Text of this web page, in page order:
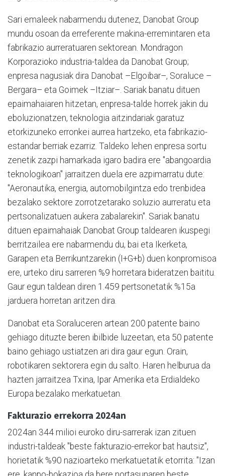
Sari emaleek nabarmendu dutenez, Danobat Group
mundu osoan da erreferente makina-erremintaren eta
fabrikazio aurreratuaren sektorean. Mondragon
Korporazioko industria-taldea da Danobat Group;
enpresa nagusiak dira Danobat –Elgoibar–, Soraluce –
Bergara– eta Goimek –Itziar–. Sariak banatu dituen
epaimahaiaren hitzetan, enpresa-talde horrek jakin du
eboluzionatzen, teknologia aitzindariak garatuz
etorkizuneko erronkei aurrea hartzeko, eta fabrikazio-
estandar berriak ezarriz. Taldeko lehen enpresa sortu
zenetik zazpi hamarkada igaro badira ere "abangoardia
teknologikoan" jarraitzen duela ere azpimarratu dute:
"Aeronautika, energia, automobilgintza edo trenbidea
bezalako sektore zorrotzetarako soluzio aurreratu eta
pertsonalizatuen aukera zabalarekin". Sariak banatu
dituen epaimahaiak Danobat Group taldearen ikuspegi
berritzailea ere nabarmendu du, bai eta Ikerketa,
Garapen eta Berrikuntzarekin (I+G+b) duen konpromisoa
ere, urteko diru sarreren %9 horretara bideratzen baititu.
Gaur egun taldean diren 1.459 pertsonetatik %15a
jarduera horretan aritzen dira.
Danobat eta Soraluceren artean 200 patente baino
gehiago dituzte beren ibilbide luzeetan, eta 50 patente
baino gehiago ustiatzen ari dira gaur egun. Orain,
robotikaren sektorera egin du salto. Haren helburua da
hazten jarraitzea Txina, Ipar Amerika eta Erdialdeko
Europa bezalako merkatuetan.
Fakturazio errekorra 2024an
2024an 344 milioi euroko diru-sarrerak izan zituen
industri-taldeak "beste fakturazio-errekor bat hautsiz",
horietatik %90 nazioarteko merkatuetatik etorrita: "Izan